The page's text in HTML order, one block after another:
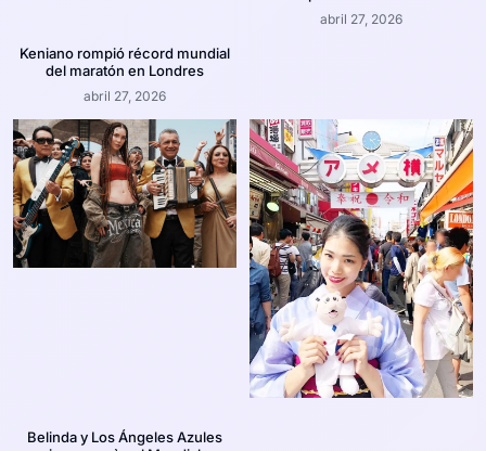
Keniano rompió récord mundial
del maratón en Londres
abril 27, 2026
abril 27, 2026
Belinda y Los Ángeles Azules